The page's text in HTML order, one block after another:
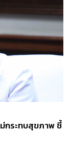
กระทบสุขภาพ ชี้